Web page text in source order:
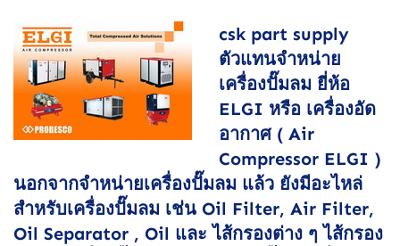
csk part supply
ตัวแทนจำหน่าย
เครื่องปั๊มลม ยี่ห้อ
ELGI หรือ เครื่องอัด
อากาศ ( Air
Compressor ELGI )
นอกจากจำหน่ายเครื่องปั๊มลม แล้ว ยังมีอะไหล่
สำหรับเครื่องปั๊มลม เช่น Oil Filter, Air Filter,
Oil Separator , Oil และ ไส้กรองต่าง ๆ ไส้กรอง